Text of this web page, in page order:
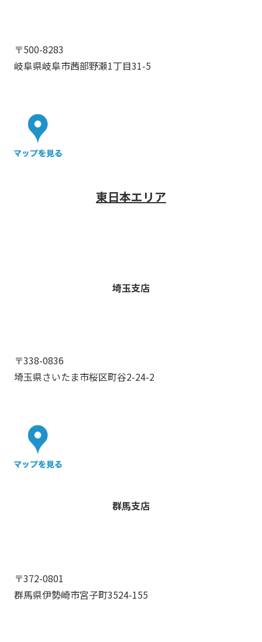
〒500-8283
岐阜県岐阜市茜部野瀬1丁目31-5
東日本エリア
埼玉支店
〒338-0836
埼玉県さいたま市桜区町谷2-24-2
群馬支店
〒372-0801
群馬県伊勢崎市宮子町3524-155